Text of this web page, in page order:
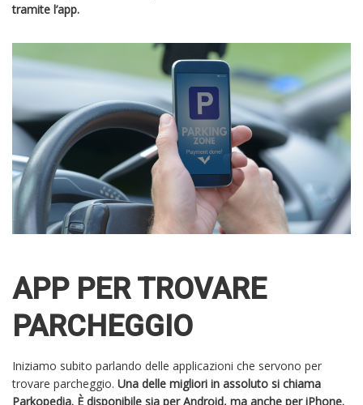
tramite l’app.
APP PER TROVARE
PARCHEGGIO
Iniziamo subito parlando delle applicazioni che servono per
trovare parcheggio. Una delle migliori in assoluto si chiama
Parkopedia. È disponibile sia per Android, ma anche per iPhone.